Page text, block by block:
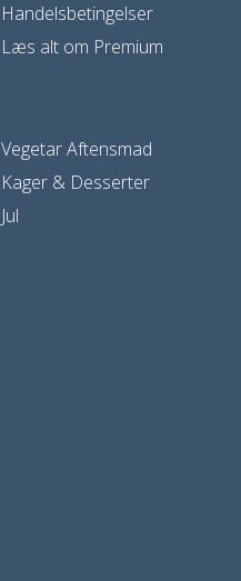
Handelsbetingelser
Læs alt om Premium
Vegetar Aftensmad
Kager & Desserter
Jul